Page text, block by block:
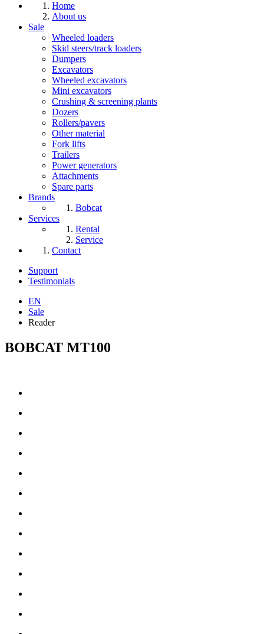
Home
About us
Sale
Wheeled loaders
Skid steers/track loaders
Dumpers
Excavators
Wheeled excavators
Mini excavators
Crushing & screening plants
Dozers
Rollers/pavers
Other material
Fork lifts
Trailers
Power generators
Attachments
Spare parts
Brands
Bobcat
Services
Rental
Service
Contact
Support
Testimonials
EN
Sale
Reader
BOBCAT MT100